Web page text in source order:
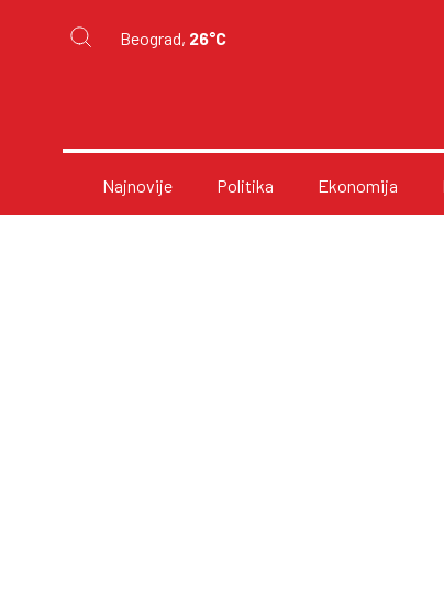
Beograd, 26°C
Najnovije Politika Ekonomija